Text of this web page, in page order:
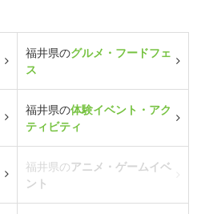
福井県のグルメ・フードフェ
ス
福井県の体験イベント・アク
ティビティ
福井県のアニメ・ゲームイベ
ント